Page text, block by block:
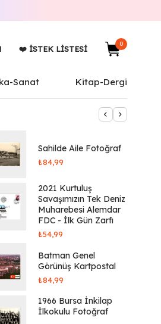
❤️ İSTEK LISTESI
0
Sanat Kitap-Dergi
Sahilde Aile Fotoğraf
₺84,99
2021 Kurtuluş
Savaşımızın Tek Deniz
Muharebesi Alemdar
FDC - İlk Gün Zarfı
₺54,99
Batman Genel
Görünüş Kartpostal
₺84,99
1966 Bursa İnkilap
İlkokulu Fotoğraf